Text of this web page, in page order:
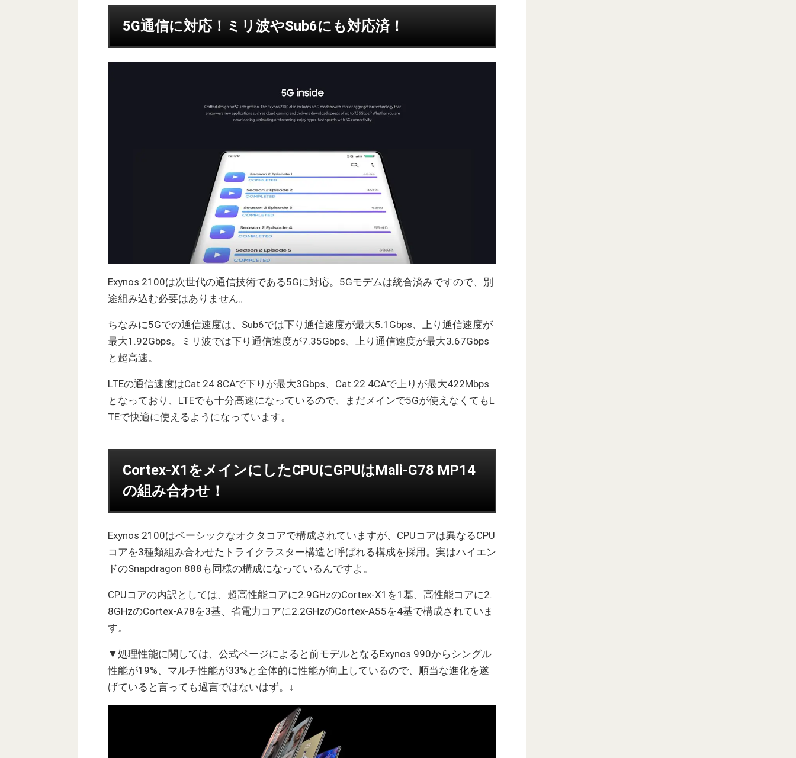
5G通信に対応！ミリ波やSub6にも対応済！
Exynos 2100は次世代の通信技術である5Gに対応。5Gモデムは統合済みですので、別
途組み込む必要はありません。
ちなみに5Gでの通信速度は、Sub6では下り通信速度が最大5.1Gbps、上り通信速度が
最大1.92Gbps。ミリ波では下り通信速度が7.35Gbps、上り通信速度が最大3.67Gbps
と超高速。
LTEの通信速度はCat.24 8CAで下りが最大3Gbps、Cat.22 4CAで上りが最大422Mbps
となっており、LTEでも十分高速になっているので、まだメインで5Gが使えなくてもL
TEで快適に使えるようになっています。
Cortex-X1をメインにしたCPUにGPUはMali-G78 MP14
の組み合わせ！
Exynos 2100はベーシックなオクタコアで構成されていますが、CPUコアは異なるCPU
コアを3種類組み合わせたトライクラスター構造と呼ばれる構成を採用。実はハイエン
ドのSnapdragon 888も同様の構成になっているんですよ。
CPUコアの内訳としては、超高性能コアに2.9GHzのCortex-X1を1基、高性能コアに2.
8GHzのCortex-A78を3基、省電力コアに2.2GHzのCortex-A55を4基で構成されていま
す。
▼処理性能に関しては、公式ページによると前モデルとなるExynos 990からシングル
性能が19%、マルチ性能が33%と全体的に性能が向上しているので、順当な進化を遂
げていると言っても過言ではないはず。↓